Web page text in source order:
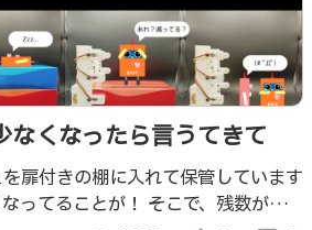
なくなったら言うてきて
扉付きの棚に入れて保管しています
ってることが！ そこで、残数が少